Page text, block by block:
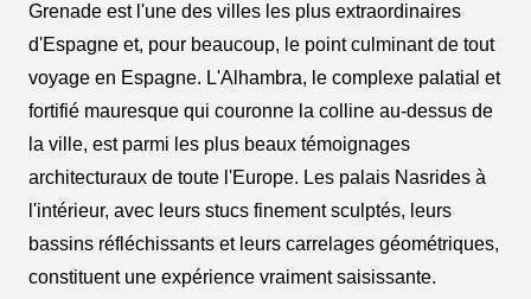
Grenade est l'une des villes les plus extraordinaires
d'Espagne et, pour beaucoup, le point culminant de tout
voyage en Espagne. L'Alhambra, le complexe palatial et
fortifié mauresque qui couronne la colline au-dessus de
la ville, est parmi les plus beaux témoignages
architecturaux de toute l'Europe. Les palais Nasrides à
l'intérieur, avec leurs stucs finement sculptés, leurs
bassins réfléchissants et leurs carrelages géométriques,
constituent une expérience vraiment saisissante.